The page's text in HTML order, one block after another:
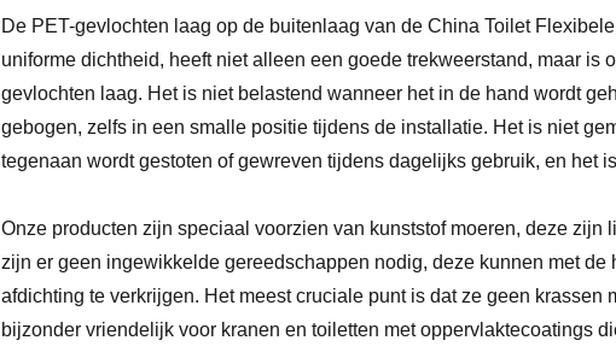
De PET-gevlochten laag op de buitenlaag van de China Toilet
uniforme dichtheid, heeft niet alleen een goede trekweerstand, maar is
gevlochten laag. Het is niet belastend wanneer het in de hand wordt
gebogen, zelfs in een smalle positie tijdens de installatie. Het is niet
tegenaan wordt gestoten of gewreven tijdens dagelijks gebruik, en het
Onze producten zijn speciaal voorzien van kunststof moeren, deze
zijn er geen ingewikkelde gereedschappen nodig, deze kunnen met
afdichting te verkrijgen. Het meest cruciale punt is dat ze geen krassen
bijzonder vriendelijk voor kranen en toiletten met oppervlaktecoatings